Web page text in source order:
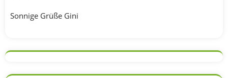
Sonnige Grüße Gini